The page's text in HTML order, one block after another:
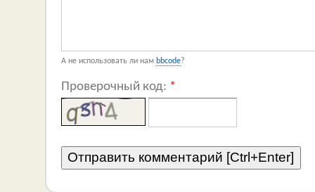
А не использовать ли нам bbcode?
Проверочный код: *